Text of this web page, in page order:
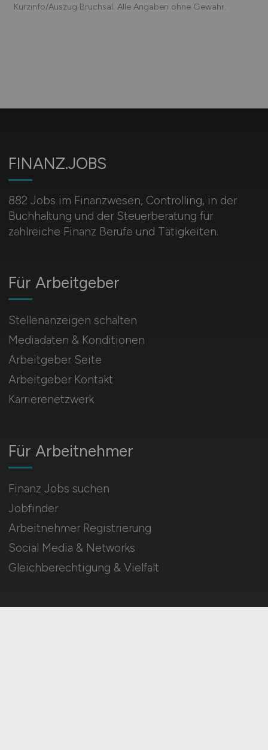
Kurzinfo/Auszug Bruchsal. Alle Angaben ohne Gewähr.
FINANZ.JOBS
882 Jobs im Finanzwesen, Controlling, in der
Buchhaltung und der Steuerberatung für
zahlreiche Finanz Berufe und Tätigkeiten.
Für Arbeitnehmer
Finanz Jobs suchen
Jobfinder
Arbeitnehmer Registrierung
Social Media & Networks
Gleichberechtigung & Vielfalt
Für Arbeitgeber
Stellenanzeigen schalten
Mediadaten & Konditionen
Arbeitgeber Seite
Arbeitgeber Kontakt
Karrierenetzwerk